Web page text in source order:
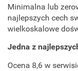
Minimalna lub
najlepszych cech
wielkoskalowe
Jedna z
Ocena 8,6 w